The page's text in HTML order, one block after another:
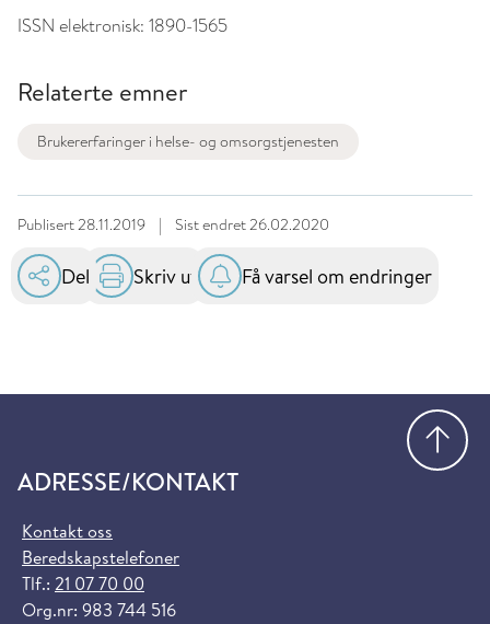
ISSN elektronisk: 1890-1565
Relaterte emner
Brukererfaringer i helse- og omsorgstjenesten
Publisert28.11.2019 | Sist endret26.02.2020
Del Skriv ut Få varsel om endringer
ADRESSE/KONTAKT
Kontakt oss
Beredskapstelefoner
Tlf.: 21 07 70 00
Org.nr: 983 744 516